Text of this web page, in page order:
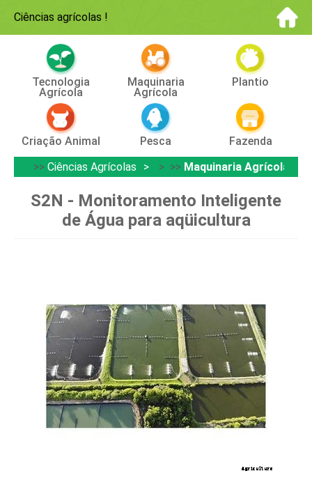
Ciências agrícolas !
Tecnologia
Agrícola
Maquinaria
Agrícola
Plantio
Criação Animal Pesca
Fazenda
>> Ciências Agrícolas > >> Maquinaria Agrícola
S2N - Monitoramento Inteligente
de Água para aqüicultura